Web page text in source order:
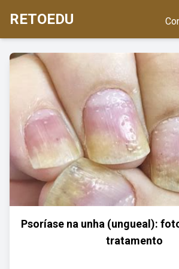
RETOEDU
Psoríase na unha (ungueal):
tratamento